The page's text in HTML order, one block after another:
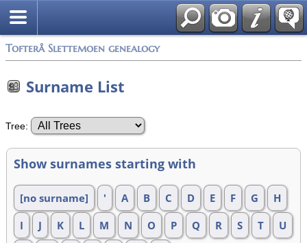
Tofterå Slettemoen genealogy
Surname List
Tree:
Show surnames starting with
[no surname] ' A B C D E F G
H
I
J K L M N O P Q R S T
U